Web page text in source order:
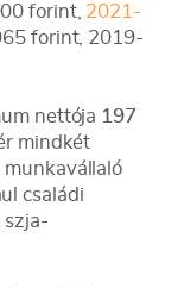
forint, 2021-
forint, 2019-
nettója 197
mindkét
munkavállaló
családi
szja-